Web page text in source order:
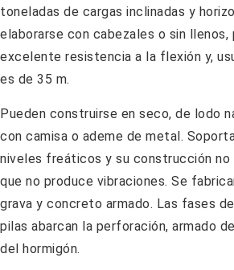
toneladas de cargas inclinadas y
elaborarse con cabezales o sin llenos,
excelente resistencia a la flexión y,
es de 35 m.
Pueden construirse en seco, de lodo
con camisa o ademe de metal.
niveles freáticos y su construcción no
que no produce vibraciones. Se
grava y concreto armado. Las fases
pilas abarcan la perforación, armado
del hormigón.